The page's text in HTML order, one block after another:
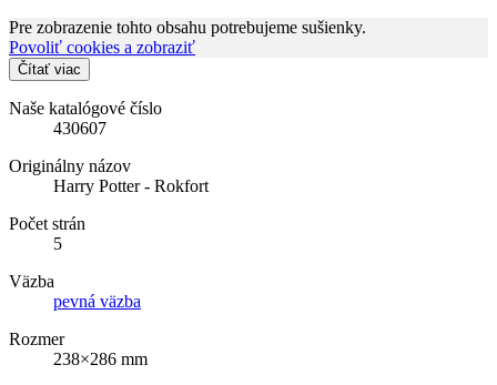
Pre zobrazenie tohto obsahu potrebujeme sušienky.
Povoliť cookies a zobraziť
Čítať viac
Naše katalógové číslo
430607
Originálny názov
Harry Potter - Rokfort
Počet strán
5
Väzba
pevná väzba
Rozmer
238×286 mm